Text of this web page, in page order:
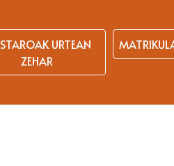
URTEAN
ZEHAR